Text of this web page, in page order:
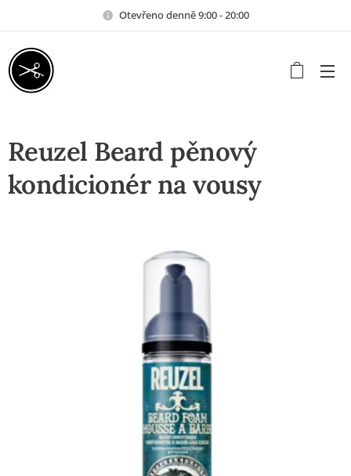
Otevřeno denně 9:00 - 20:00
Reuzel Beard pěnový
kondicionér na vousy